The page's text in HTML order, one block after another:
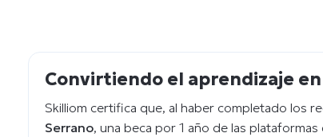
Convirtiendo el aprendizaje
Skilliom certifica que, al haber completado los
Serrano, una beca por 1 año de las plataformas